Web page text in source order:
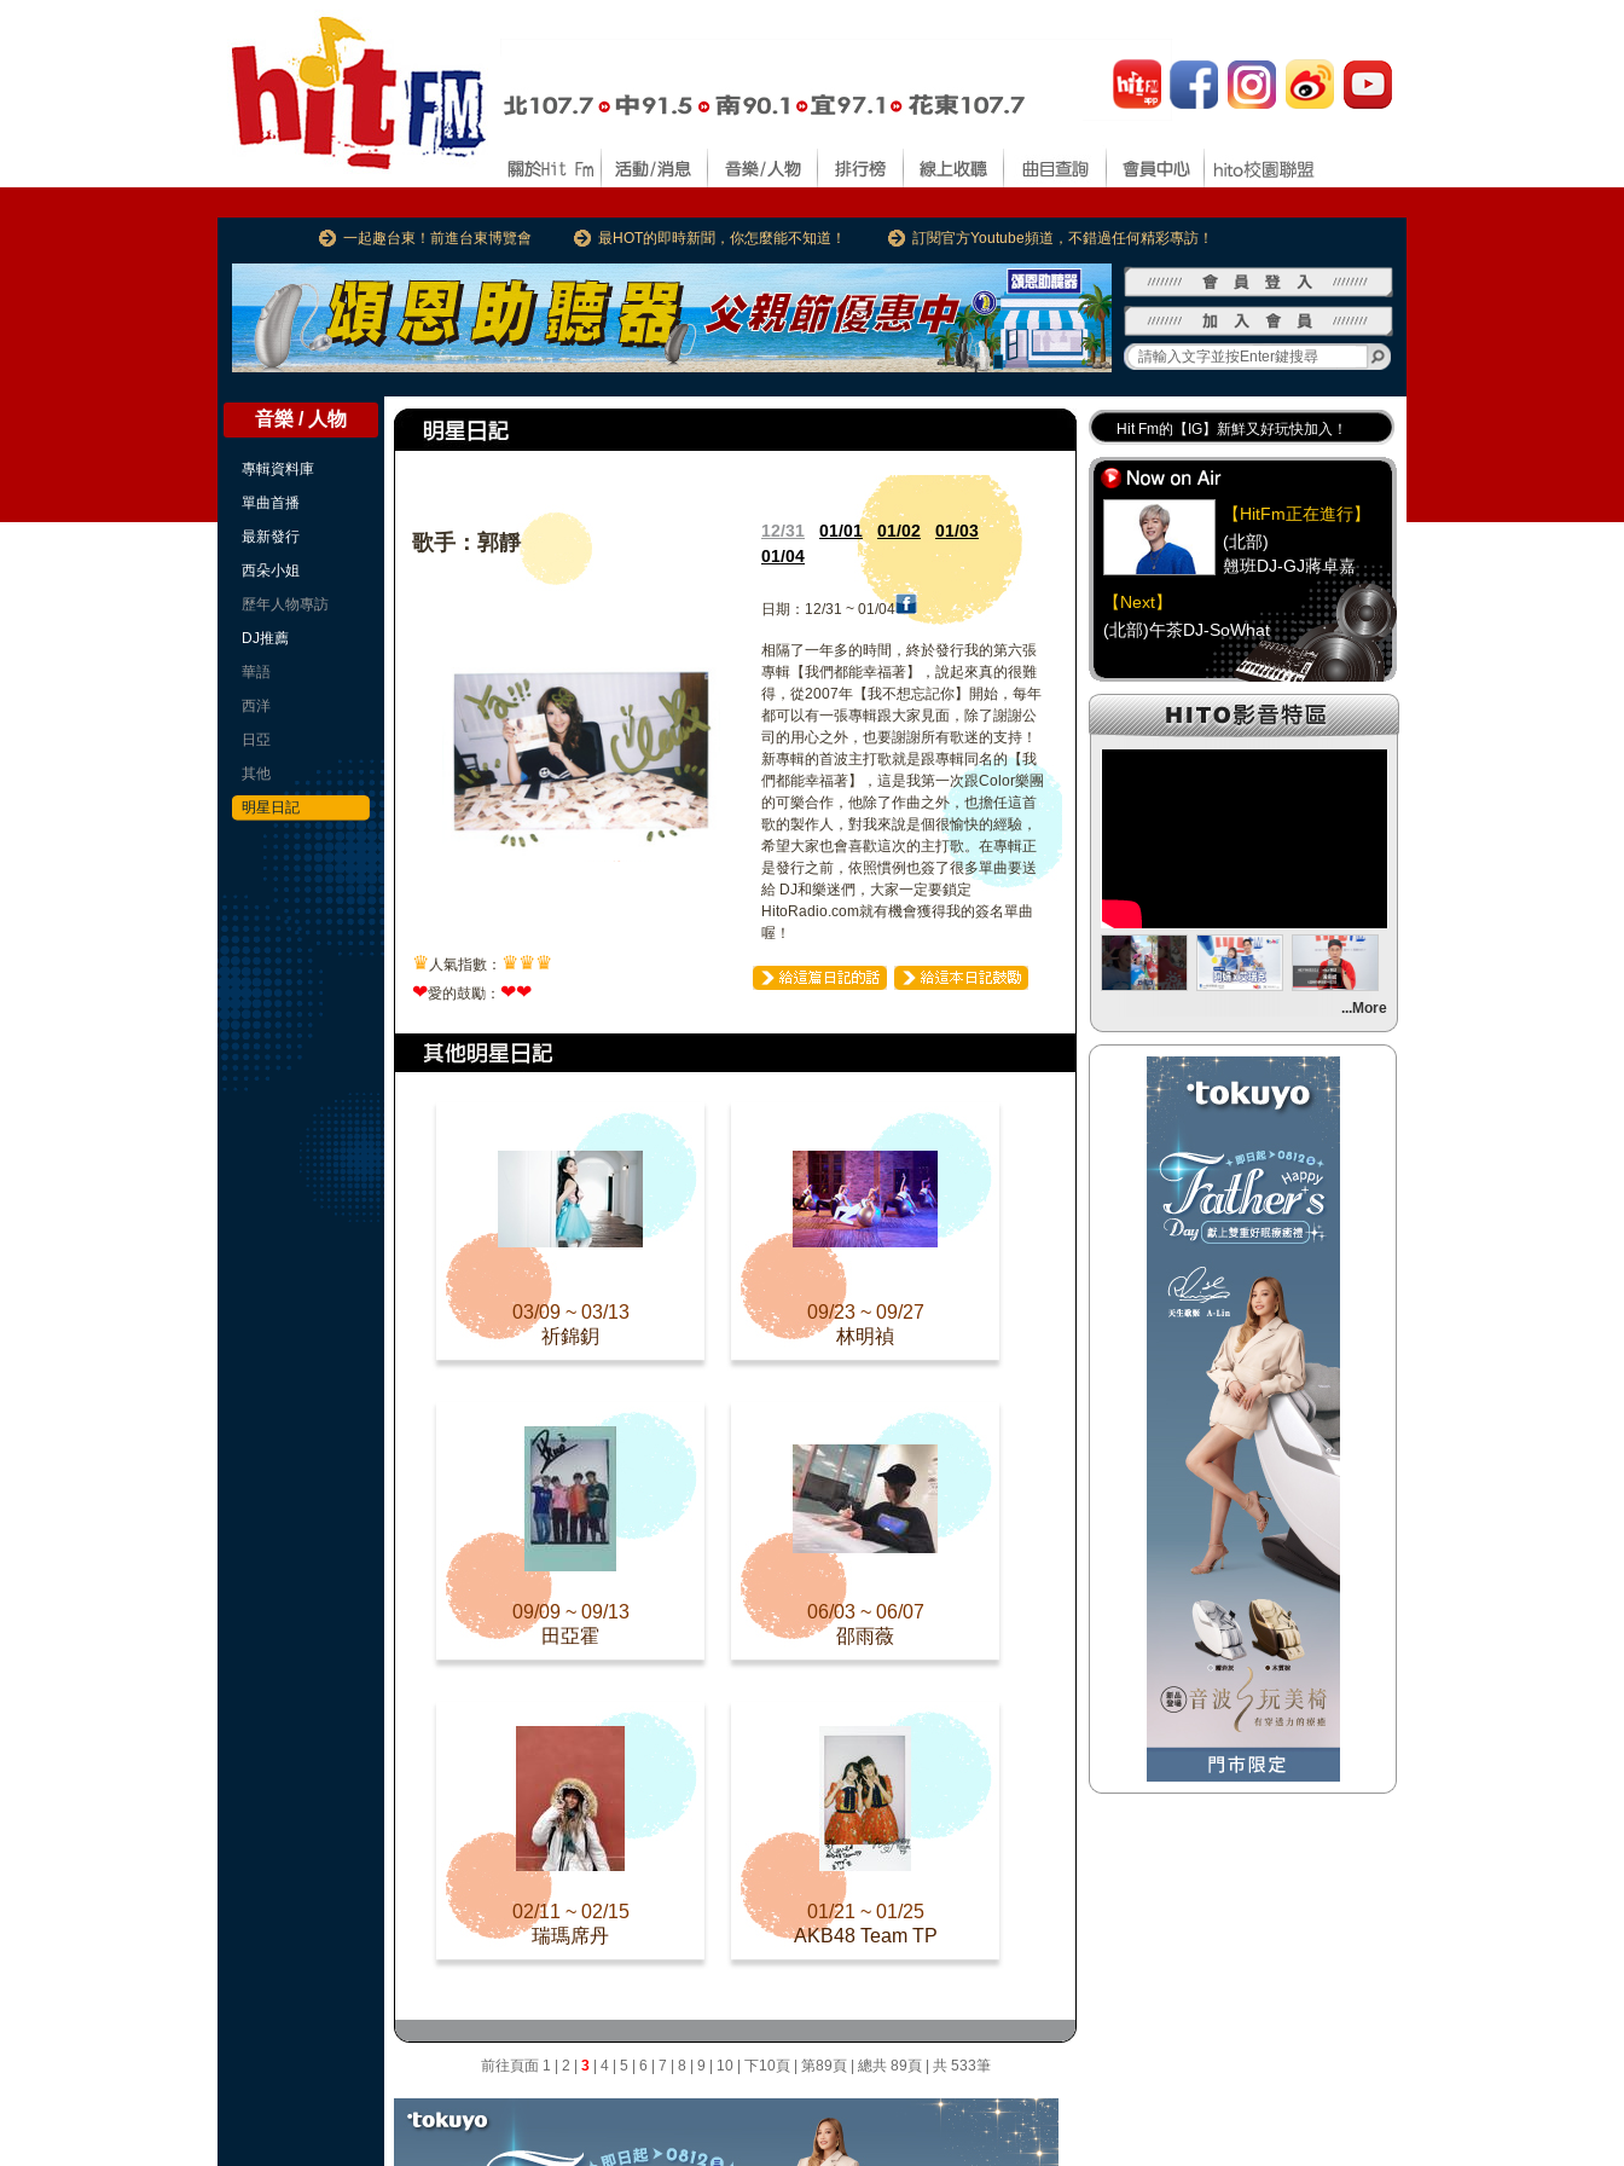
一起趣台東！前進台東博覽會 最HOT的即時新聞，你怎麼能不知道！ 訂閱官方Youtube頻道，不錯過任何精彩專訪！
音樂 / 人物
專輯資料庫
單曲首播
最新發行
西朵小姐
歷年人物專訪
DJ推薦
華語
西洋
日亞
其他
明星日記
歌手：郭靜 12/31 01/01 01/02
01/03
01/04
日期：12/31 ~ 01/04
相隔了一年多的時間，終於發行我的第六張
專輯【我們都能幸福著】，說起來真的很難
得，從2007年【我不想忘記你】開始，每年
都可以有一張專輯跟大家見面，除了謝謝公
司的用心之外，也要謝謝所有歌迷的支持！
新專輯的首波主打歌就是跟專輯同名的【我
們都能幸福著】，這是我第一次跟Color樂團
的可樂合作，他除了作曲之外，也擔任這首
歌的製作人，對我來說是個很愉快的經驗，
希望大家也會喜歡這次的主打歌。在專輯正
是發行之前，依照慣例也簽了很多單曲要送
給 DJ和樂迷們，大家一定要鎖定
HitoRadio.com就有機會獲得我的簽名單曲
喔！
♛ 人氣指數： ♛♛♛
❤愛的鼓勵： ❤❤
03/09 ~ 03/13
祈錦鈅
09/23 ~ 09/27
林明禎
09/09 ~ 09/13
田亞霍
06/03 ~ 06/07
邵雨薇
02/11 ~ 02/15
瑞瑪席丹
01/21 ~ 01/25
AKB48 Team TP
前往頁面 1 2 3| 4| 5 6 7 8 9 10| 下10頁| 第89頁| 總共 89頁 | 共 533筆
Hit Fm的【IG】新鮮又好玩快加入！
Hit Fm【FB臉書粉絲團】等你加入！
最專業《DJ推薦》好音樂千萬別錯過！
好康報報 最新優惠訊息都在這！
【HitFm正在進行】
(北部)
翹班DJ-GJ蔣卓嘉
【Next】
(北部)午茶DJ-SoWhat
【HitFm正在進行】
(中部)
(南部)
午餐DJ(代班)-Momoko
【Next】
【HitFm正在進行】
【Next】
(宜蘭)午茶DJ-SoWhat
【HitFm正在進行】
(花東)
翹班DJ-GJ蔣卓嘉
(花東)元氣音樂
...More